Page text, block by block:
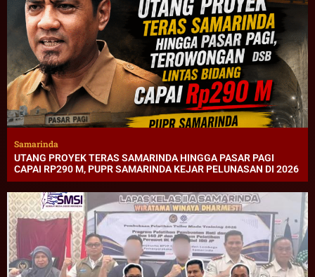
Samarinda
UTANG PROYEK TERAS SAMARINDA HINGGA PASAR PAGI
CAPAI RP290 M, PUPR SAMARINDA KEJAR PELUNASAN DI 2026